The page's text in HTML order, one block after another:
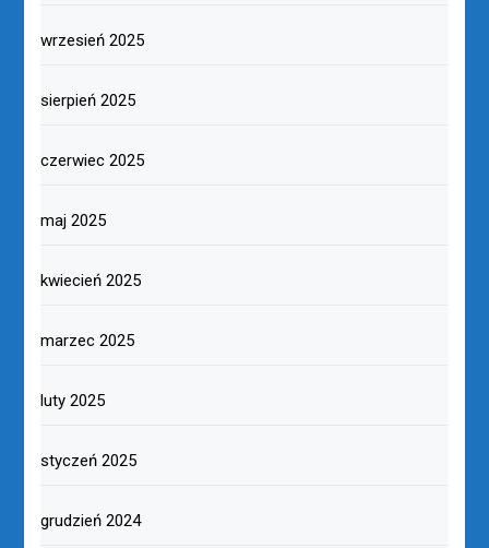
wrzesień 2025
sierpień 2025
czerwiec 2025
maj 2025
kwiecień 2025
marzec 2025
luty 2025
styczeń 2025
grudzień 2024